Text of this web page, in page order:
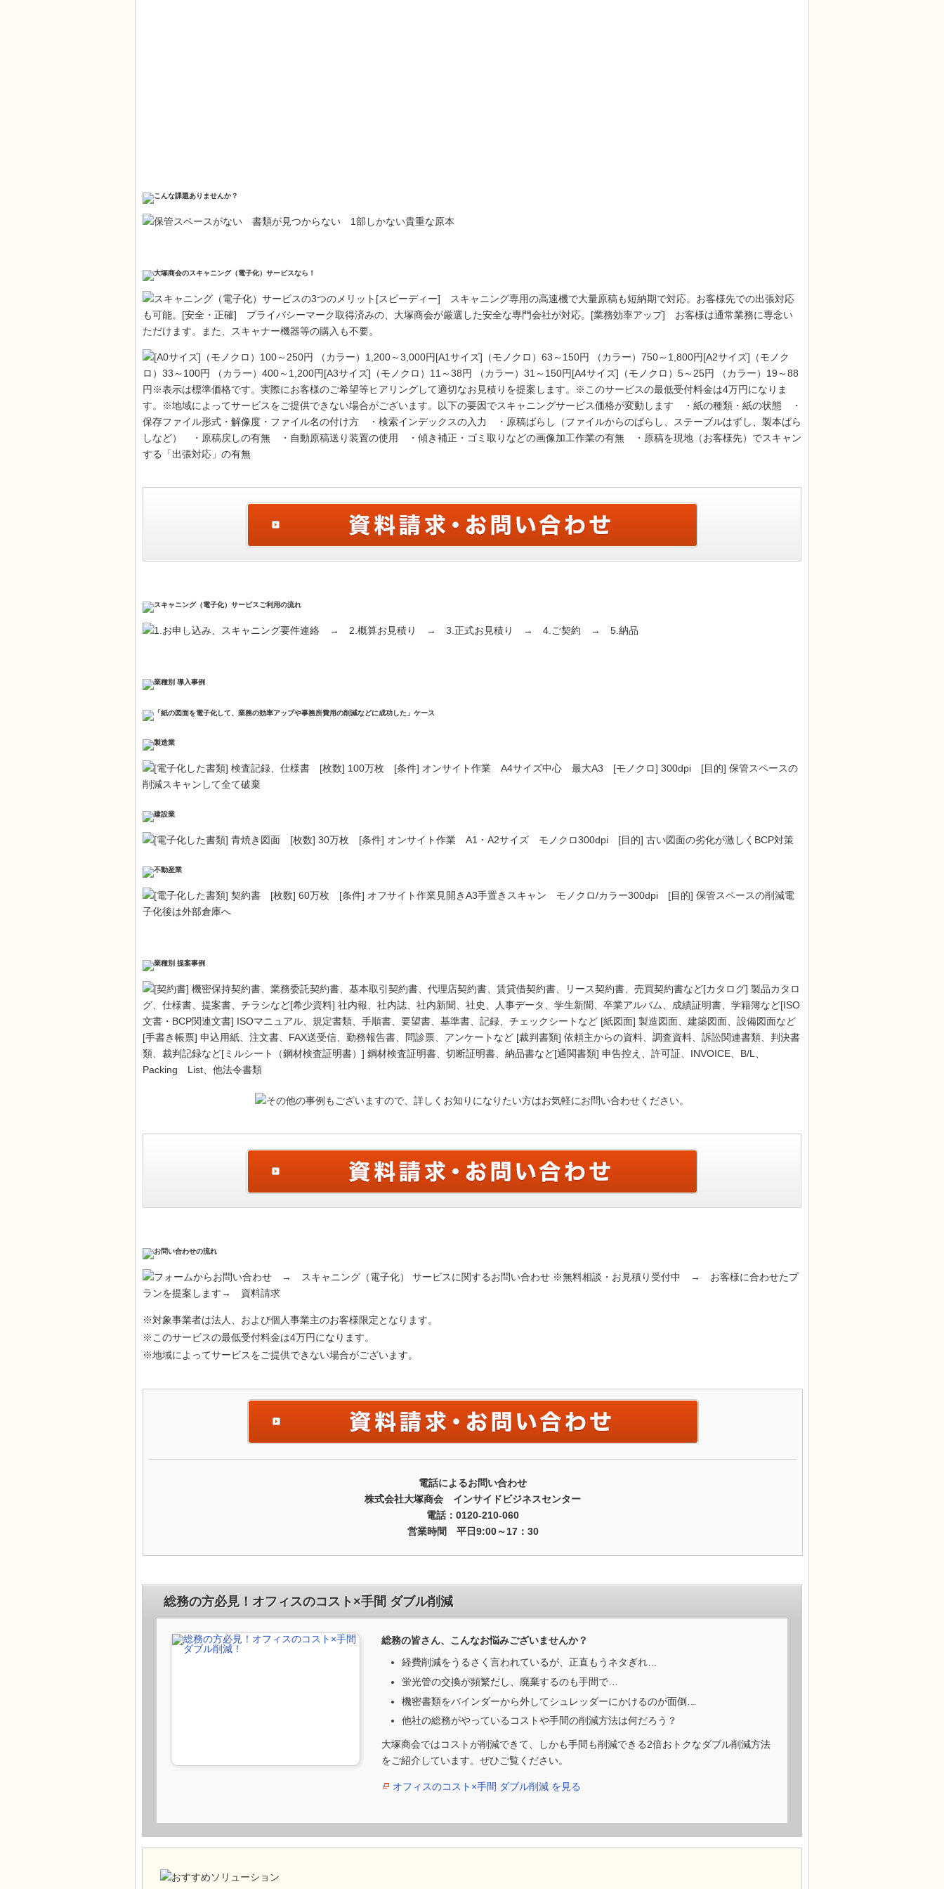
※対象事業者は法人、および個人事業主のお客様限定となります。
※このサービスの最低受付料金は4万円になります。
※地域によってサービスをご提供できない場合がございます。
電話によるお問い合わせ
株式会社大塚商会 インサイドビジネスセンター
電話：0120-210-060
営業時間 平日9:00～17：30
総務の方必見！オフィスのコスト×手間 ダブル削減
総務の皆さん、こんなお悩みございませんか？
経費削減をうるさく言われているが、正直もうネタぎれ…
蛍光管の交換が頻繁だし、廃棄するのも手間で…
機密書類をバインダーから外してシュレッダーにかけるのが面倒…
他社の総務がやっているコストや手間の削減方法は何だろう？
大塚商会ではコストが削減できて、しかも手間も削減できる2倍おトクなダブル削減方法
をご紹介しています。ぜひご覧ください。
オフィスのコスト×手間 ダブル削減 を見る